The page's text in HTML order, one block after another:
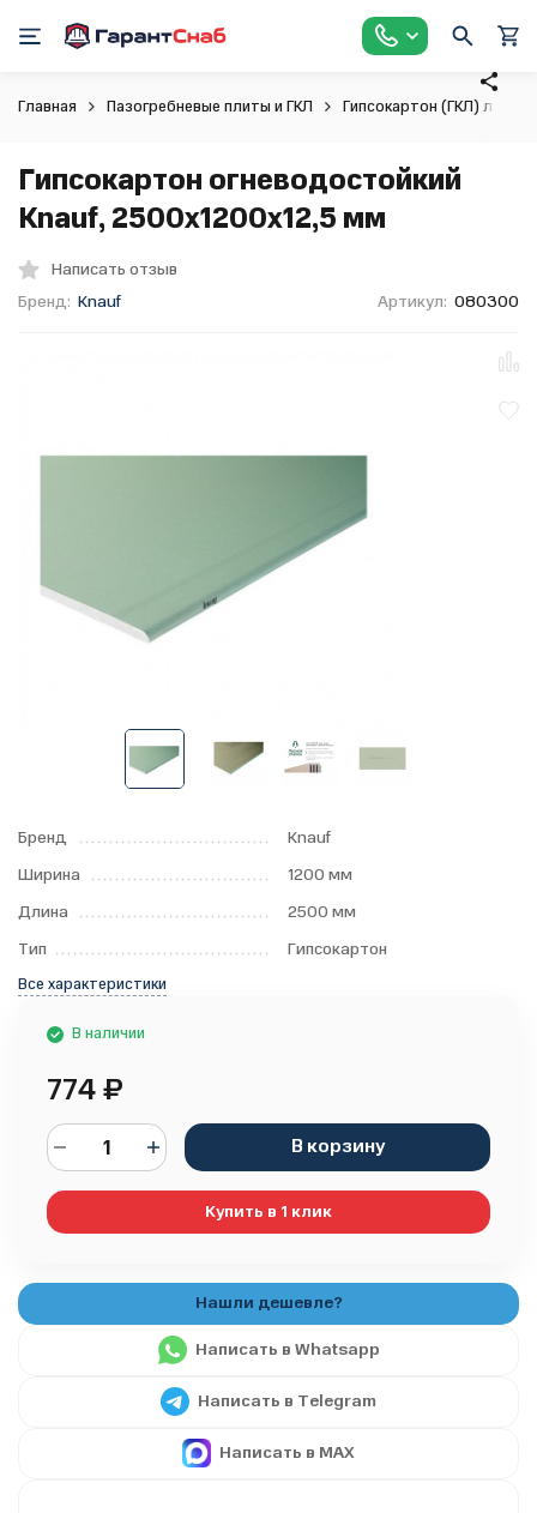
Главная Пазогребневые плиты и ГКЛ Гипсокартон (ГКЛ)
Гипсокартон огневодостойкий
Knauf, 2500х1200х12,5 мм
Написать отзыв
Бренд: Knauf Артикул: 080300
Бренд
Knauf
Ширина
1200 мм
Длина
2500 мм
Тип
Гипсокартон
Все характеристики
В наличии
774₽
В корзину
Купить в 1 клик
Написать в Whatsapp
Написать в Telegram
Написать в MAX